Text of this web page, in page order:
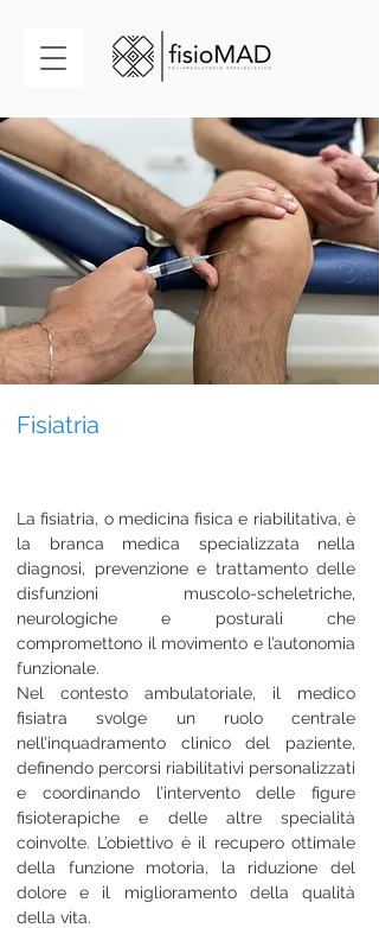
Fisiatria
La fisiatria, o medicina fisica e riabilitativa, è
la branca medica specializzata nella
diagnosi, prevenzione e trattamento delle
disfunzioni muscolo-scheletriche,
neurologiche e posturali che
compromettono il movimento e l’autonomia
funzionale.
Nel contesto ambulatoriale, il medico
fisiatra svolge un ruolo centrale
nell’inquadramento clinico del paziente,
definendo percorsi riabilitativi personalizzati
e coordinando l’intervento delle figure
fisioterapiche e delle altre specialità
coinvolte. L’obiettivo è il recupero ottimale
della funzione motoria, la riduzione del
dolore e il miglioramento della qualità
della vita.